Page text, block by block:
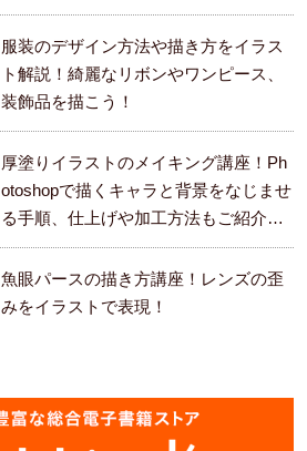
服装のデザイン方法や描き方をイラス
ト解説！綺麗なリボンやワンピース、
装飾品を描こう！
厚塗りイラストのメイキング講座！Ph
otoshopで描くキャラと背景をなじませ
る手順、仕上げや加工方法もご紹介し
ます。
魚眼パースの描き方講座！レンズの歪
みをイラストで表現！